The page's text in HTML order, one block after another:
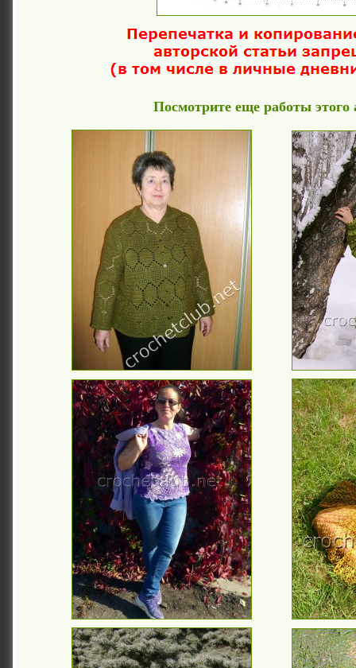
Посмотрите еще работы этого